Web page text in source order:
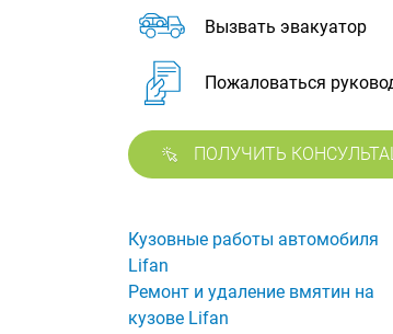
Вызвать эвакуатор
Пожаловаться
ПОЛУЧИТЬ
Кузовные работы автомобиля
Lifan
Ремонт и удаление вмятин на
кузове Lifan